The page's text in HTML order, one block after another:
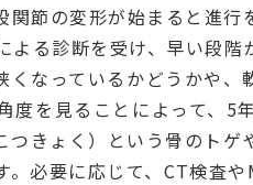
節の変形が始まると進行
る診断を受け、早い段階
くなっているかどうかや
度を見ることによって、5
きょく）という骨のトゲ
必要に応じて、CT検査